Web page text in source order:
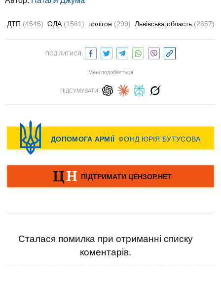
ДТП (4646) ОДА (1561) полігон (299) Львівська область (2657)
ПОДІЛИТИСЯ:
Мені подобається
ПІДСУМУВАТИ:
Сталася помилка при отриманні списку
коментарів.